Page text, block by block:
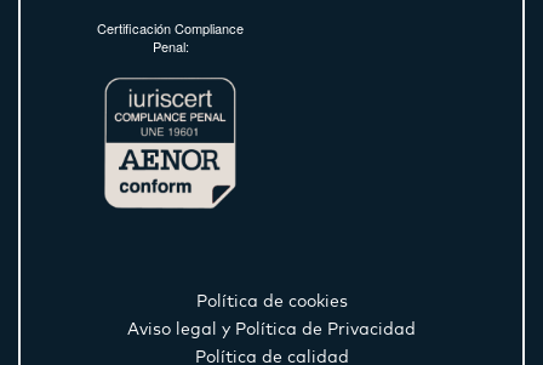
Certificación Compliance
Penal:
Política de cookies
Aviso legal y Política de Privacidad
Política de calidad